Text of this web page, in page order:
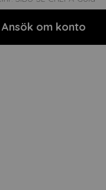
Ansök om konto